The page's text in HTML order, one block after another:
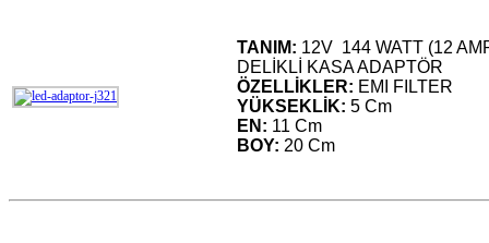
TANIM: 12V 144 WATT (12
DELİKLİ KASA ADAPTÖR
ÖZELLİKLER: EMI FILTER
YÜKSEKLİK: 5 Cm
EN: 11 Cm
BOY: 20 Cm